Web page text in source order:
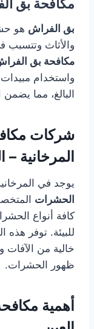
مكافحة بق
بق الفراش هو
والأثاث
مكافحة بق
واستخدام
البالغ، مما
شركات
المرخانية –
يوجد في
الحشرات
كافة أنواع
للبيئة. توفر
خالية من الآفات
ظهور الحشرات.
أهمية